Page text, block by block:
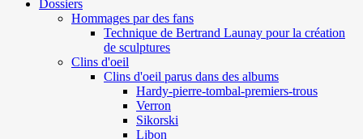
Dossiers
Hommages par des fans
Technique de Bertrand Launay pour la création
de sculptures
Clins d'oeil
Clins d'oeil parus dans des albums
Hardy-pierre-tombal-premiers-trous
Verron
Sikorski
Libon